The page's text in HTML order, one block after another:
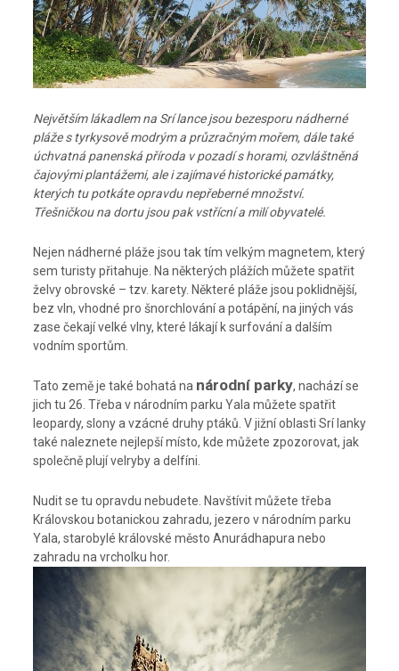
Největším lákadlem na Srí lance jsou bezesporu nádherné
pláže s tyrkysově modrým a průzračným mořem, dále také
úchvatná panenská příroda v pozadí s horami, ozvláštněná
čajovými plantážemi, ale i zajímavé historické památky,
kterých tu potkáte opravdu nepřeberné množství.
Třešničkou na dortu jsou pak vstřícní a milí obyvatelé.
Nejen nádherné pláže jsou tak tím velkým magnetem, který
sem turisty přitahuje. Na některých plážích můžete spatřit
želvy obrovské – tzv. karety. Některé pláže jsou poklidnější,
bez vln, vhodné pro šnorchlování a potápění, na jiných vás
zase čekají velké vlny, které lákají k surfování a dalším
vodním sportům.
Tato země je také bohatá na národní parky, nachází se
jich tu 26. Třeba v národním parku Yala můžete spatřit
leopardy, slony a vzácné druhy ptáků. V jižní oblasti Srí lanky
také naleznete nejlepší místo, kde můžete zpozorovat, jak
společně plují velryby a delfíni.
Nudit se tu opravdu nebudete. Navštívit můžete třeba
Královskou botanickou zahradu, jezero v národním parku
Yala, starobylé královské město Anurádhapura nebo
zahradu na vrcholku hor.